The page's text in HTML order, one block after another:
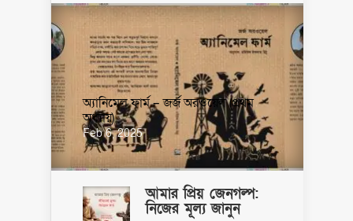
অ্যানিমেল ফার্ম – জর্জ অরওয়েল (প্রথম
অধ্যায়)
Feb 6, 2025
আমার প্রিয় জেনগল্প:
নিজের মূল্য জানুন